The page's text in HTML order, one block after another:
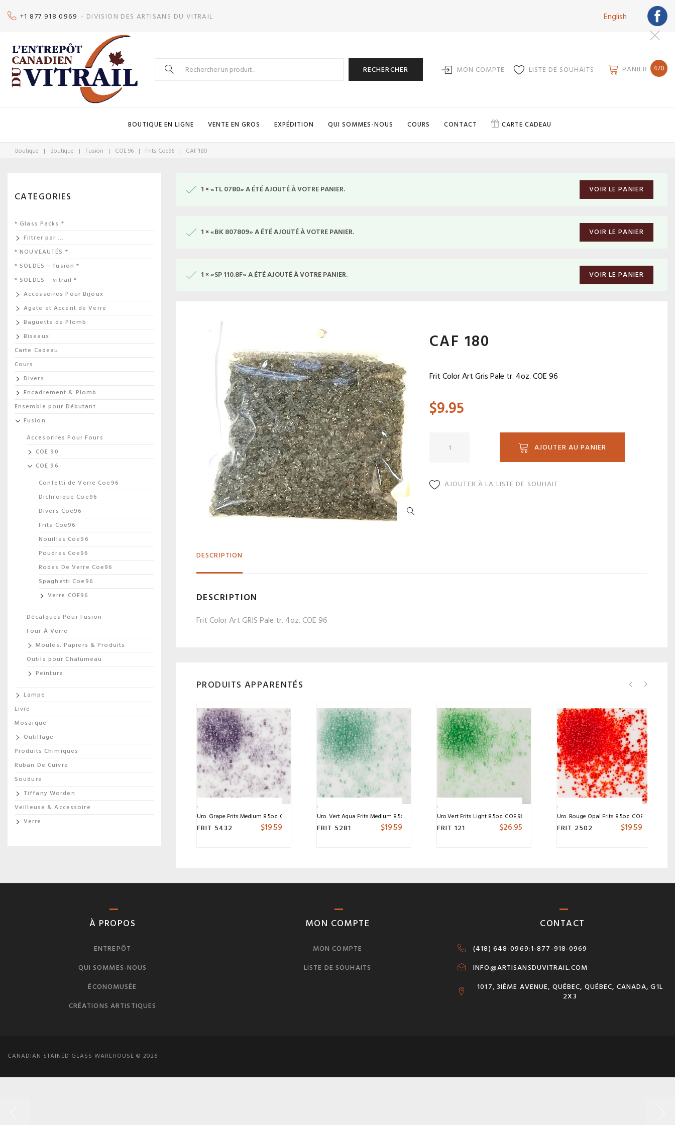
+1 877 918 0969 - DIVISION DES ARTISANS DU VITRAIL English
Search
RECHERCHER MON COMPTE LISTE DE SOUHAITS PANIER 470
BOUTIQUE EN LIGNE VENTE EN GROS EXPÉDITION QUI SOMMES-NOUS COURS CONTACT CARTE CADEAU
Boutique | Boutique | Fusion | COE 96 | Frits Coe96 | CAF 180
VOIR LE PANIER
1 × «TL 0780» A ÉTÉ AJOUTÉ À VOTRE PANIER.
VOIR LE PANIER
1 × «BK 807809» A ÉTÉ AJOUTÉ À VOTRE PANIER.
VOIR LE PANIER
1 × «SP 110.8F» A ÉTÉ AJOUTÉ À VOTRE PANIER.
CAF 180
Frit Color Art Gris Pale tr. 4oz. COE 96
$9.95
180
AJOUTER AU PANIER
AJOUTER À LA LISTE DE SOUHAIT
DESCRIPTION
DESCRIPTION
Frit Color Art GRIS Pale tr. 4oz. COE 96
PRODUITS APPARENTÉS
Uro. Grape Frits Medium 8.5oz. COE 96
FRIT 5432 $19.59
Uro. Vert Aqua Frits Medium 8.5oz. COE 96
FRIT 5281 $19.59
Uro.Vert Frits Light 8.5oz. COE 96
FRIT 121 $26.95
Uro. Rouge Opal Frits 8.5oz. COE 96
FRIT 2502 $19.59
CATEGORIES
* Glass Packs *
Filtrer par …
* NOUVEAUTÉS *
* SOLDES – fusion *
* SOLDES – vitrail *
Accessoires Pour Bijoux
Agate et Accent de Verre
Baguette de Plomb
Biseaux
Carte Cadeau
Cours
Divers
Encadrement & Plomb
Ensemble pour Débutant
Fusion
Accesorires Pour Fours
COE 90
COE 96
Confetti de Verre Coe96
Dichroique Coe96
Divers Coe96
Frits Coe96
Nouilles Coe96
Poudres Coe96
Rodes De Verre Coe96
Spaghetti Coe96
Verre COE96
Décalques Pour Fusion
Four À Verre
Moules, Papiers & Produits
Outils pour Chalumeau
Peinture
Lampe
Livre
Mosaique
Outillage
Produits Chimiques
Ruban De Cuivre
Soudure
Tiffany Worden
Veilleuse & Accessoire
Verre
À PROPOS
ENTREPÔT
QUI SOMMES-NOUS
ÉCONOMUSÉE
CRÉATIONS ARTISTIQUES
MON COMPTE
MON COMPTE
LISTE DE SOUHAITS
CONTACT
(418) 648-0969:1-877-918-0969
INFO@ARTISANSDUVITRAIL.COM
1017, 3IÈME AVENUE, QUÉBEC, QUÉBEC, CANADA, G1L
2X3
CANADIAN STAINED GLASS WAREHOUSE © 2026